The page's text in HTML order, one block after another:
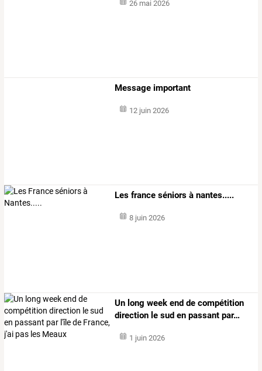
26 mai 2026
Message important
12 juin 2026
Les france séniors à nantes.....
8 juin 2026
Un long week end de compétition
direction le sud en passant par…
1 juin 2026